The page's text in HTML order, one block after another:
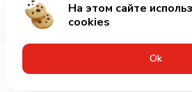
Добавить за
На этом сайте
cookies
Оk